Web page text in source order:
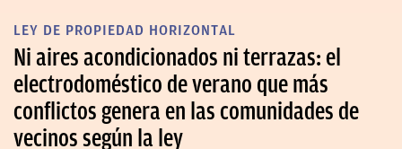
LEY DE PROPIEDAD HORIZONTAL
Ni aires acondicionados ni terrazas: el
electrodoméstico de verano que más
conflictos genera en las comunidades de
vecinos según la ley